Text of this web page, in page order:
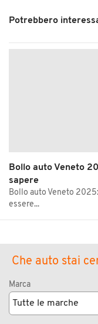
Potrebbero
Bollo auto Veneto
sapere
Bollo auto Veneto
essere...
Che auto stai
Marca